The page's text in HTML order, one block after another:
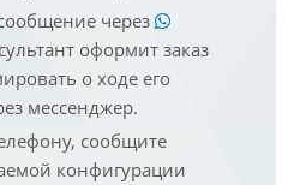
через
оформит заказ
о ходе его
мессенджер.
сообщите
конфигурации